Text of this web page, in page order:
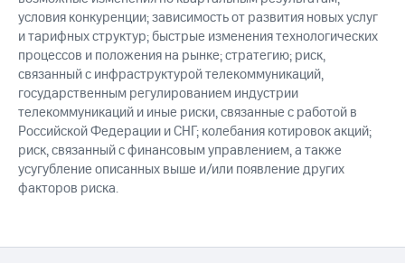
условия конкуренции; зависимость от развития новых услуг
и тарифных структур; быстрые изменения технологических
процессов и положения на рынке; стратегию; риск,
связанный с инфраструктурой телекоммуникаций,
государственным регулированием индустрии
телекоммуникаций и иные риски, связанные с работой в
Российской Федерации и СНГ; колебания котировок акций;
риск, связанный с финансовым управлением, а также
усугубление описанных выше и/или появление других
факторов риска.